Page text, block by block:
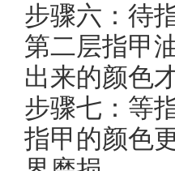
步骤六：待
第二层指甲
出来的颜色
步骤七：等
指甲的颜色